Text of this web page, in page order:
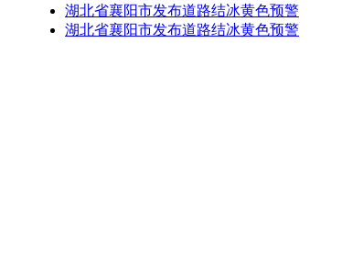
湖北省襄阳市发布道路结冰黄色预警
湖北省襄阳市发布道路结冰黄色预警